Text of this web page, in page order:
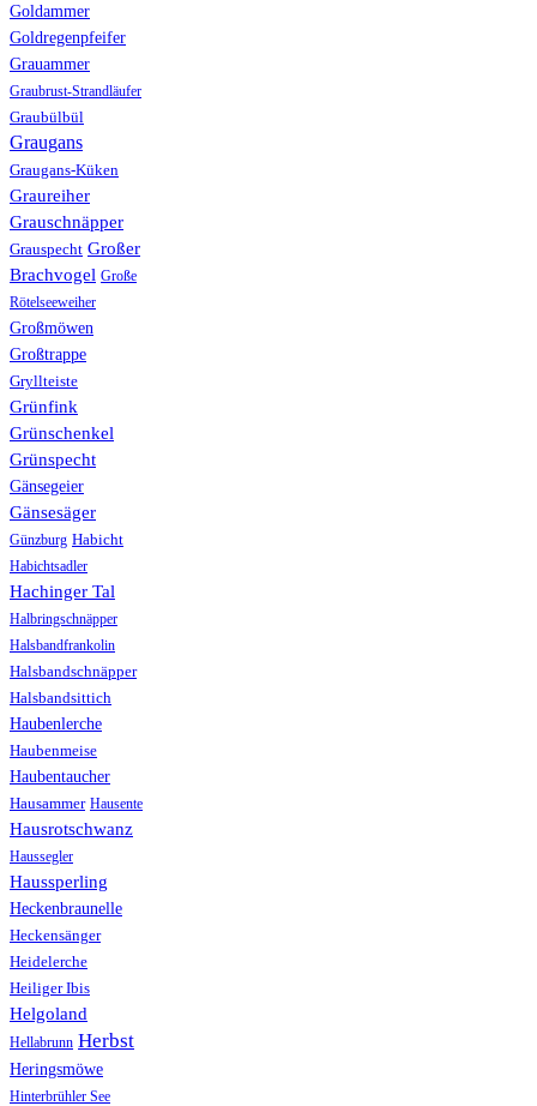
Goldammer
Goldregenpfeifer
Grauammer
Graubrust-Strandläufer
Graubülbül
Graugans
Graugans-Küken
Graureiher
Grauschnäpper
Grauspecht Großer
Brachvogel Große
Rötelseeweiher
Großmöwen
Großtrappe
Gryllteiste
Grünfink
Grünschenkel
Grünspecht
Gänsegeier
Gänsesäger
Günzburg Habicht
Habichtsadler
Hachinger Tal
Halbringschnäpper
Halsbandfrankolin
Halsbandschnäpper
Halsbandsittich
Haubenlerche
Haubenmeise
Haubentaucher
Hausammer Hausente
Hausrotschwanz
Haussegler
Haussperling
Heckenbraunelle
Heckensänger
Heidelerche
Heiliger Ibis
Helgoland
Hellabrunn Herbst
Heringsmöwe
Hinterbrühler See